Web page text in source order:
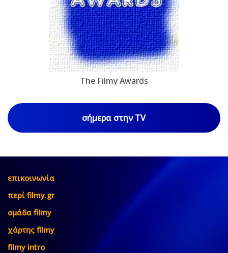
The Filmy Awards
σήμερα στην TV
επικοινωνία
περί filmy.gr
ομάδα filmy
χάρτης filmy
filmy intro